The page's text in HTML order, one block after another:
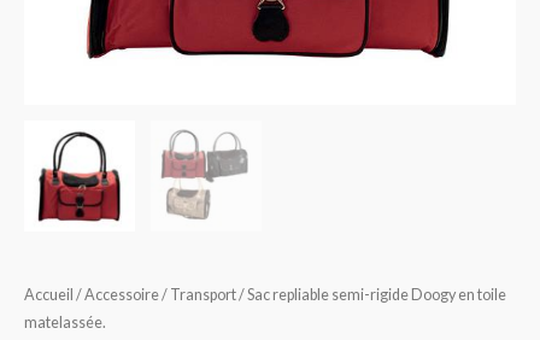
Accueil /Accessoire/ Transport/ Sac repliable semi-rigide Doogy en toile
matelassée.